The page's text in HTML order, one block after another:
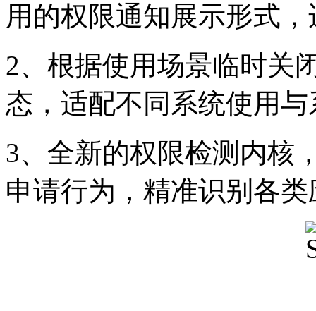
用的权限通知展示形式
2、根据使用场景临时关
态，适配不同系统使用
3、全新的权限检测内核
申请行为，精准识别各